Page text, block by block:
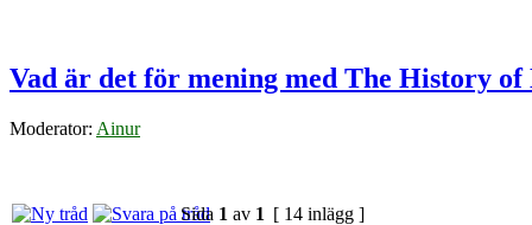
Vad är det för mening med The History
Moderator: Ainur
Sida 1 av 1 [ 14 inlägg ]